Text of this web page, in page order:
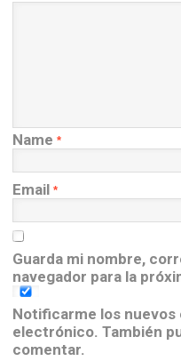
Name *
Email *
Guarda mi nombre,
navegador para la
Notificarme los
electrónico. También
comentar.